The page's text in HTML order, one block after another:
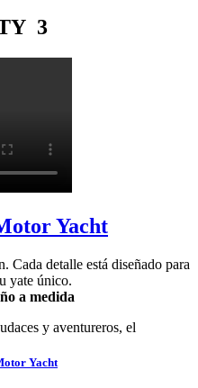
3
Yacht
detalle está diseñado para
yate único.
a medida
y aventureros, el
Yacht